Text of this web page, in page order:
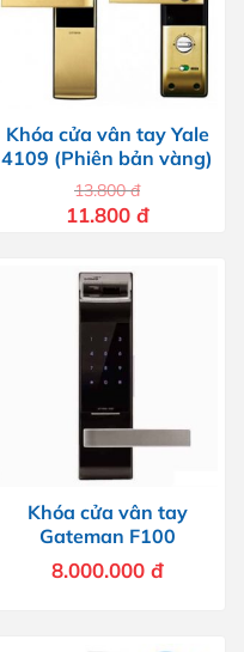
Khóa cửa vân tay Yale
4109 (Phiên bản vàng)
13.800đ
Giá
gốc
11.800 đGiá
hiện
Khóa cửa vân tay
Gateman F100
8.000.000 đ